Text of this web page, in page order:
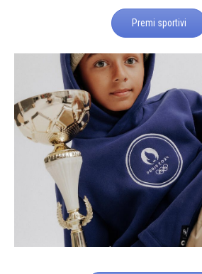
Premi sportivi